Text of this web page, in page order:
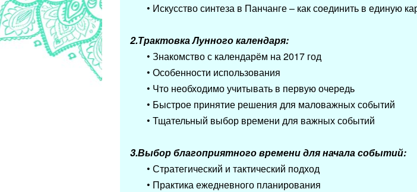
• Искусство синтеза в Панчанге – как соединить в единую
2.Трактовка Лунного календаря:
• Знакомство с календарём на 2017 год
• Особенности использования
• Что необходимо учитывать в первую очередь
• Быстрое принятие решения для маловажных событий
• Тщательный выбор времени для важных событий
3.Выбор благоприятного времени для начала событий:
• Стратегический и тактический подход
• Практика ежедневного планирования